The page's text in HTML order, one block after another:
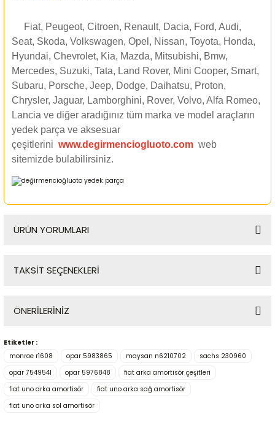
Fiat, Peugeot, Citroen, Renault, Dacia, Ford, Audi,
Seat, Skoda, Volkswagen, Opel, Nissan, Toyota, Honda,
Hyundai, Chevrolet, Kia, Mazda, Mitsubishi, Bmw,
Mercedes, Suzuki, Tata, Land Rover, Mini Cooper, Smart,
Subaru, Porsche, Jeep, Dodge, Daihatsu, Proton,
Chrysler, Jaguar, Lamborghini, Rover, Volvo, Alfa Romeo,
Lancia ve diğer aradığınız tüm marka ve model araçların
yedek parça ve aksesuar
çeşitlerini www.degirmenciogluoto.com web
sitemizde bulabilirsiniz.
ÜRÜN YORUMLARI
TAKSİT SEÇENEKLERİ
ÖNERİLERİNİZ
Bu ürünün fiyat bilgisi, resim, ürün açıklamalarında ve diğer
konularda yetersiz gördüğünüz noktaları öneri formunu
kullanarak tarafımıza iletebilirsiniz.
Etiketler :
monroe r1608
opar 5983865 maysan n6210702
sachs 230960
opar 7549541
opar 5976848
fiat arka amortisör çeşitleri
fiat uno arka amortisör
fiat uno arka sağ amortisör
fiat uno arka sol amortisör